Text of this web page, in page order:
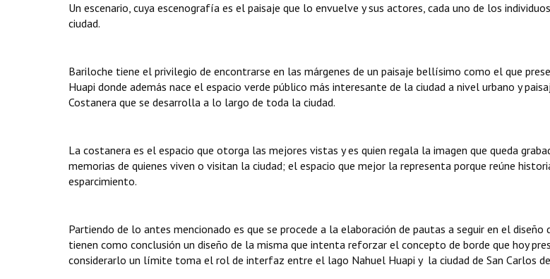
Un escenario, cuya escenografía es el paisaje que lo envuelve y sus actores, cada uno de los
ciudad.
Bariloche tiene el privilegio de encontrarse en las márgenes de un paisaje bellísimo como el que
Huapi donde además nace el espacio verde público más interesante de la ciudad a nivel urbano y
Costanera que se desarrolla a lo largo de toda la ciudad.
La costanera es el espacio que otorga las mejores vistas y es quien regala la imagen que queda
memorias de quienes viven o visitan la ciudad; el espacio que mejor la representa porque reúne
esparcimiento.
Partiendo de lo antes mencionado es que se procede a la elaboración de pautas a seguir en el diseño
tienen como conclusión un diseño de la misma que intenta reforzar el concepto de borde que hoy
considerarlo un límite toma el rol de interfaz entre el lago Nahuel Huapi y la ciudad de San Carlos